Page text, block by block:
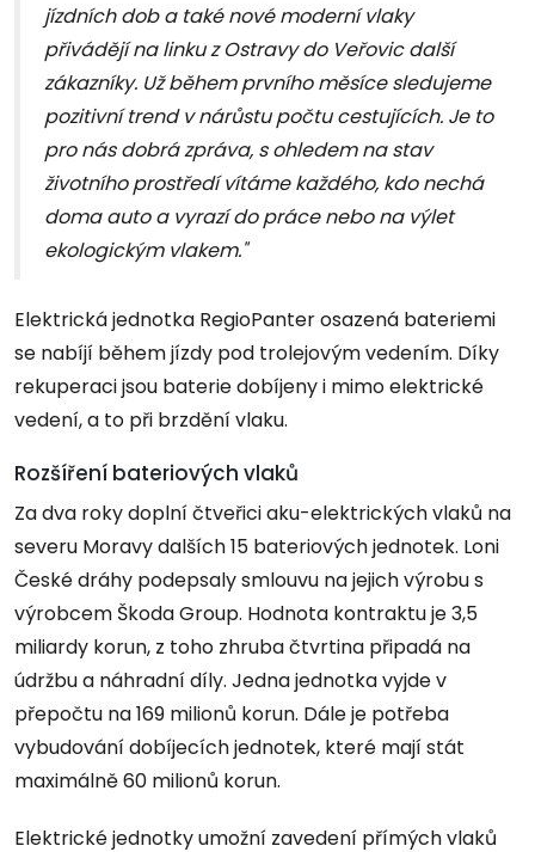
jízdních dob a také nové moderní vlaky
přivádějí na linku z Ostravy do Veřovic další
zákazníky. Už během prvního měsíce sledujeme
pozitivní trend v nárůstu počtu cestujících. Je to
pro nás dobrá zpráva, s ohledem na stav
životního prostředí vítáme každého, kdo nechá
doma auto a vyrazí do práce nebo na výlet
ekologickým vlakem."
Elektrická jednotka RegioPanter osazená bateriemi
se nabíjí během jízdy pod trolejovým vedením. Díky
rekuperaci jsou baterie dobíjeny i mimo elektrické
vedení, a to při brzdění vlaku.
Rozšíření bateriových vlaků
Za dva roky doplní čtveřici aku-elektrických vlaků na
severu Moravy dalších 15 bateriových jednotek. Loni
České dráhy podepsaly smlouvu na jejich výrobu s
výrobcem Škoda Group. Hodnota kontraktu je 3,5
miliardy korun, z toho zhruba čtvrtina připadá na
údržbu a náhradní díly. Jedna jednotka vyjde v
přepočtu na 169 milionů korun. Dále je potřeba
vybudování dobíjecích jednotek, které mají stát
maximálně 60 milionů korun.
Elektrické jednotky umožní zavedení přímých vlaků